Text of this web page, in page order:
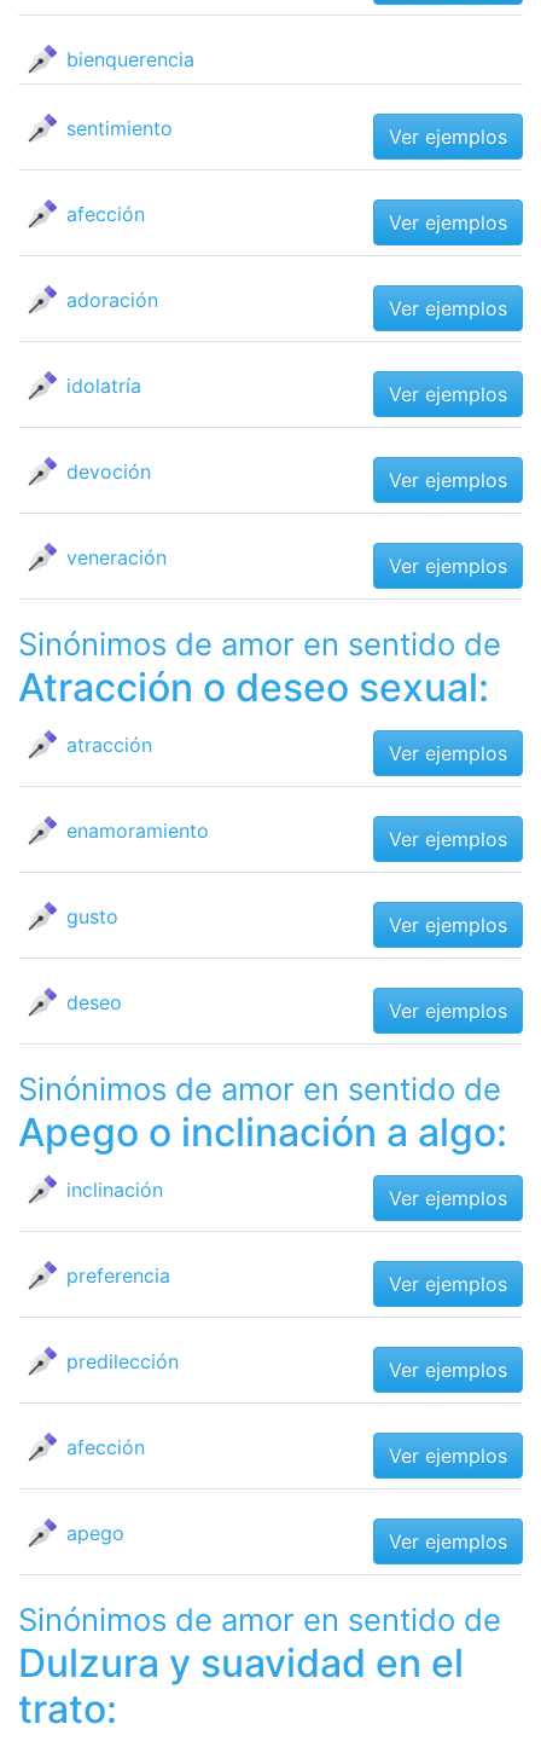
bienquerencia
sentimiento Ver ejemplos
afección Ver ejemplos
adoración Ver ejemplos
idolatría Ver ejemplos
devoción Ver ejemplos
veneración Ver ejemplos
Sinónimos de amor en sentido de
Atracción o deseo sexual:
atracción Ver ejemplos
enamoramiento Ver ejemplos
gusto Ver ejemplos
deseo Ver ejemplos
Sinónimos de amor en sentido de
Apego o inclinación a algo:
inclinación Ver ejemplos
preferencia Ver ejemplos
predilección Ver ejemplos
afección Ver ejemplos
apego Ver ejemplos
Sinónimos de amor en sentido de
Dulzura y suavidad en el
trato: